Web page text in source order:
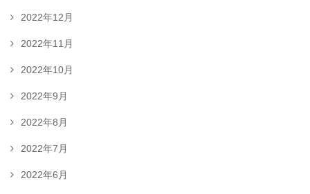
2022年12月
2022年11月
2022年10月
2022年9月
2022年8月
2022年7月
2022年6月